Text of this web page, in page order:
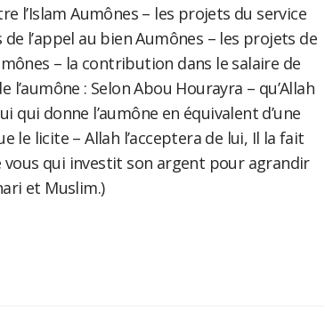
l’Islam Aumônes – les projets du service
l’appel au bien Aumônes – les projets de
– la contribution dans le salaire de
: Selon Abou Hourayra – qu’Allah
qui donne l’aumône en équivalent d’une
le licite – Allah l’acceptera de lui, Il la fait
vous qui investit son argent pour agrandir
et Muslim.)